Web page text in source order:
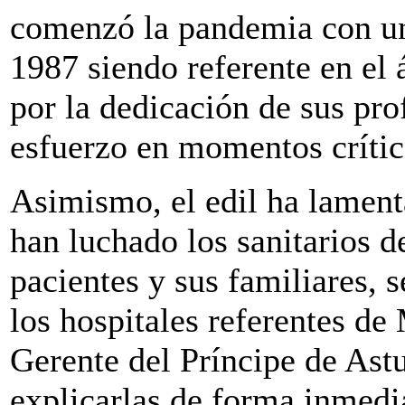
comenzó la pandemia con
1987 siendo referente en
por la dedicación de sus
esfuerzo en momentos
Asimismo, el edil ha
han luchado los sanitarios
pacientes y sus familiares,
los hospitales referentes de
Gerente del Príncipe de